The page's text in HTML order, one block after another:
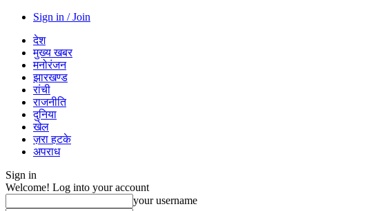
Sign in / Join
देश
मुख्य खबर
मनोरंजन
झारखण्ड
रांची
राजनीति
दुनिया
खेल
ज़रा हटके
अपराध
Sign in
Welcome! Log into your account
your username